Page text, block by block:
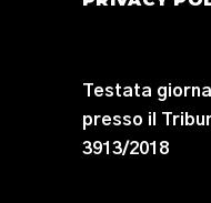
Testata
presso il
3913/2018